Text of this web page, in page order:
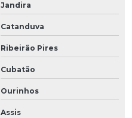
Jandira
Catanduva
Ribeirão Pires
Cubatão
Ourinhos
Assis